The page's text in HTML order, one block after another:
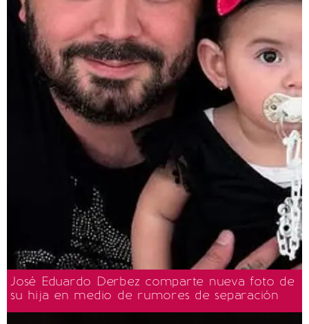
José Eduardo Derbez comparte nueva foto de
su hija en medio de rumores de separación